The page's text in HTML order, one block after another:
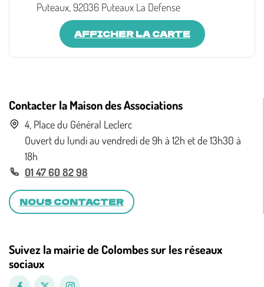
Puteaux, 92036 Puteaux La Defense
AFFICHER LA CARTE
Contacter la Maison des Associations
4, Place du Général Leclerc
Ouvert du lundi au vendredi de 9h à 12h et de 13h30 à
18h
01 47 60 82 98
NOUS CONTACTER
Suivez la mairie de Colombes sur les réseaux
sociaux